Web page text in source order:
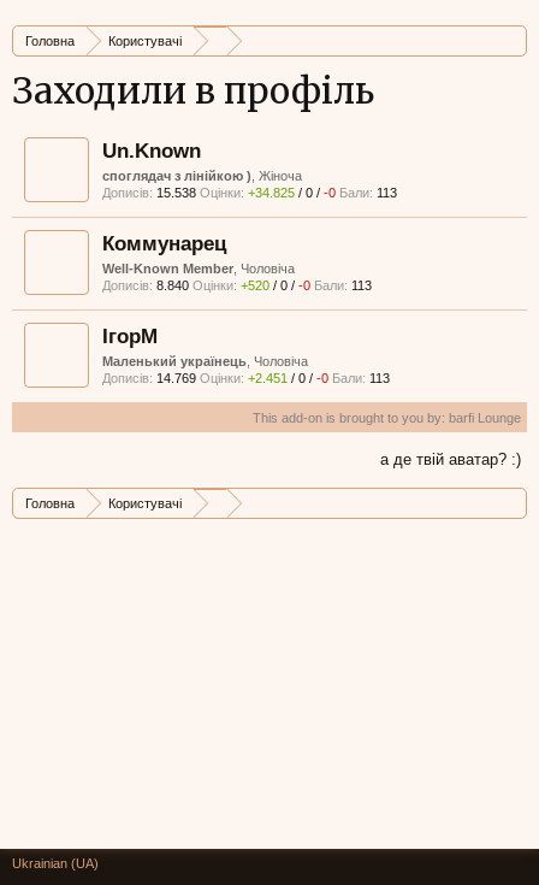
Головна Користувачі
Заходили в профіль
Un.Known
споглядач з лінійкою ) , Жіноча
Дописів: 15.538 Оцінки: +34.825 / 0 / -0 Бали: 113
Коммунарец
Well-Known Member , Чоловіча
Дописів: 8.840 Оцінки: +520 / 0 / -0 Бали: 113
ІгорМ
Маленький українець , Чоловіча
Дописів: 14.769 Оцінки: +2.451 / 0 / -0 Бали: 113
This add-on is brought to you by: barfi Lounge
а де твій аватар? :)
Головна Користувачі
Ukrainian (UA)